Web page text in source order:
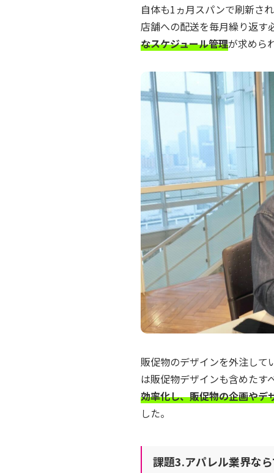
自体も1ヵ月スパンで刷新さ
店舗への配送を毎月繰り返す
なスケジュール管理が求めら
販促物のデザインを外注して
は販促物デザインも含めたす
効率化し、販促物の企画やデ
した。
課題3.アパレル業界な